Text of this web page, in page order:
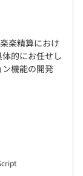
楽精算におけ
的にお任せし
機能の開発